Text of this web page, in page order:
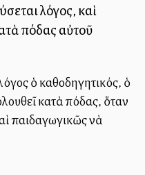
λόγος, καὶ
πόδας αὐτοῦ
ὁ καθοδηγητικός, ὁ
κατὰ πόδας, ὅταν
παιδαγωγικῶς νὰ